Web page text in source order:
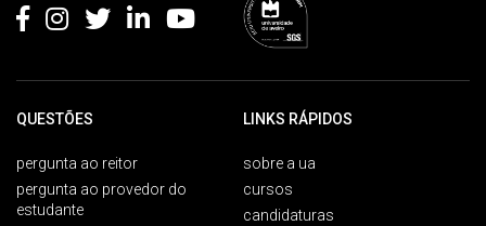
QUESTÕES
pergunta ao reitor
pergunta ao provedor do
estudante
LINKS RÁPIDOS
sobre a ua
cursos
candidaturas